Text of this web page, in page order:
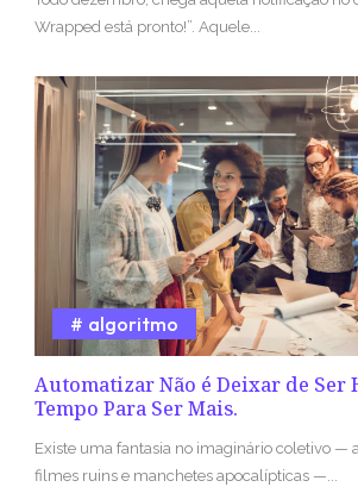
Wrapped está pronto!”. Aquele...
Automatizar Não é Deixar de Ser
Tempo Para Ser Mais.
algoritmo
Existe uma fantasia no imaginário coletivo —
filmes ruins e manchetes apocalípticas —...